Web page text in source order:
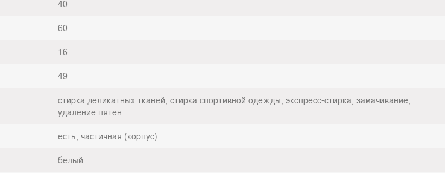
40
60
16
49
стирка деликатных тканей, стирка спортивной одежды, экспресс-стирка, замачивание,
удаление пятен
есть, частичная (корпус)
белый